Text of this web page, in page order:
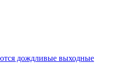
дождливые выходные